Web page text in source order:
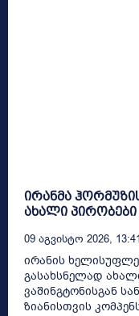
ირანმა
ახალი პირობები
09 Აგვისტო 2026, 13:41
ირანის
გასახსნელად
ვაშინგტონისგან
ზიანისთვის